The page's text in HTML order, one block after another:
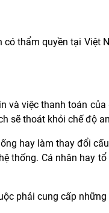
thẩm quyền tại Việt
việc thanh toán
sẽ thoát khỏi chế độ
hay làm thay đổi
thống. Cá nhân hay
phải cung cấp